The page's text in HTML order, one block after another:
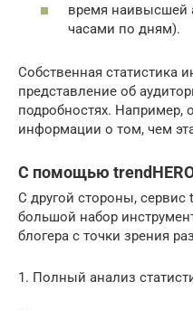
время наивысшей
часами по дням).
Собственная статистика
представление об
подробностях. Например,
информации о том, чем
С помощью
C другой стороны, сервис
большой набор
блогера с точки зрения
1. Полный анализ